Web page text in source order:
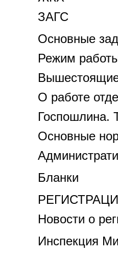
ЗАГС
Основные
Режим
О работе
Госпошлина.
Основные
Бланки
Новости о
Инспекция